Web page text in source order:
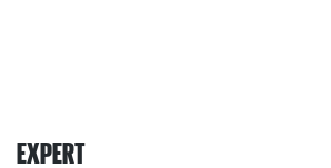
EXPERT